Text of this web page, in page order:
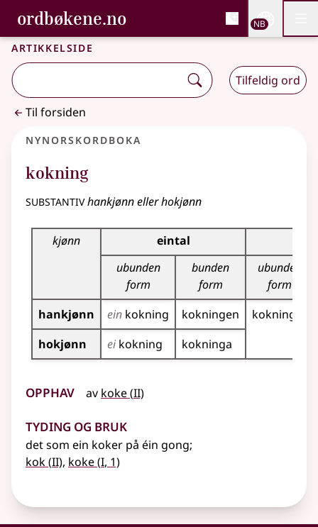
Gå til hovedinnhold
Tilgjengelighet
ordbøkene.no, Bokmålsordboka og
Bokmålsordboka og Nynorskordboka
NB
Artikkelside
Tilfeldig ord
Til forsiden
Nynorskordboka
kokning
substantivhankjønn eller hokjønn
Bøyningstabell for dette substantivet
kjønn eintal
ubunden
form
bunden
form
ubunden
form
hankjønn
ein kokning kokningen
kokningar
hokjønn
ei kokning kokninga
Opphav av koke(2
II)
Tyding og bruk
det som ein koker på éin gong;
kok(2
II), koke(1
I, 1)